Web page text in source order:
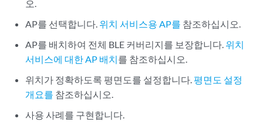
오.
AP를 선택합니다. 위치 서비스용 AP를 참조하십시오.
AP를 배치하여 전체 BLE 커버리지를 보장합니다. 위치
서비스에 대한 AP 배치를 참조하십시오.
위치가 정확하도록 평면도를 설정합니다.평면도 설정
개요를 참조하십시오.
사용 사례를 구현합니다.